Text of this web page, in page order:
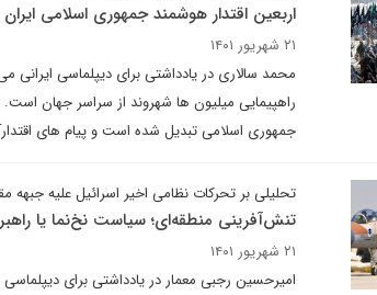
اربعین اقتدار هوشمند جمهوری اسلامی ایران
۲۱ شهریور ۱۴۰۱
محمد سالاری در یادداشتی برای دیپلماسی
راهپیمایی میلیون ها شهروند از سراسر جهان
جمهوری اسلامی تبدیل شده است و پیام های
تحلیلی بر تحرکات نظامی اخیر اسرائیل علیه جبهه
تنش‌آفرینی منطقه‌ای؛ سیاست نخ‌نما یا
۲۱ شهریور ۱۴۰۱
امیرحسین رجبی معمار در یادداشتی برای